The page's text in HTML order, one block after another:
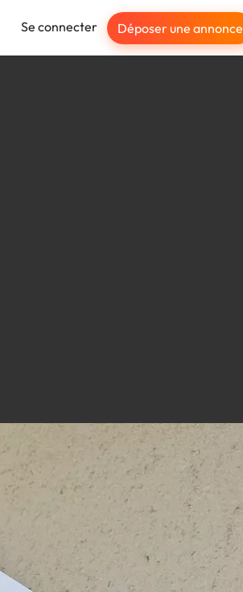
Se connecter Déposer une annonce